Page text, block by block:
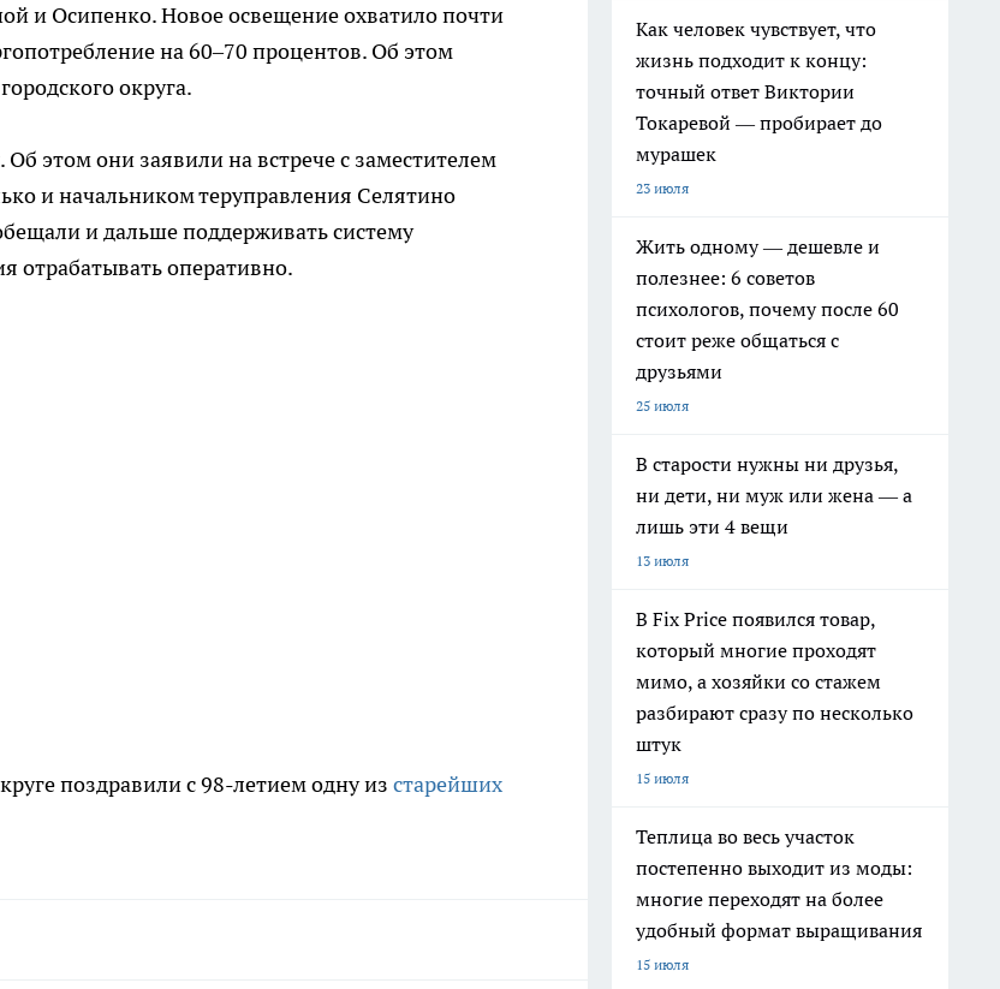
и Осипенко. Новое освещение охватило почти
на 60–70 процентов. Об этом
округа.
этом они заявили на встрече с заместителем
и начальником теруправления Селятино
и дальше поддерживать систему
отрабатывать оперативно.
поздравили с 98-летием одну из старейших
Как человек чувствует, что
жизнь подходит к концу:
точный ответ Виктории
Токаревой — пробирает до
мурашек
23 июля
Жить одному — дешевле и
полезнее: 6 советов
психологов, почему после 60
стоит реже общаться с
друзьями
25 июля
В старости нужны ни друзья,
ни дети, ни муж или жена — а
лишь эти 4 вещи
13 июля
В Fix Price появился товар,
который многие проходят
мимо, а хозяйки со стажем
разбирают сразу по несколько
штук
15 июля
Теплица во весь участок
постепенно выходит из моды:
многие переходят на более
удобный формат выращивания
15 июля